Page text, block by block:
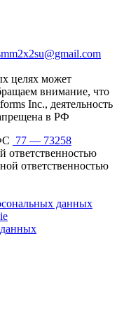
целях может
внимание, что
Inc., деятельность
в РФ
77 — 73258
ответственностью
ответственностью
данных